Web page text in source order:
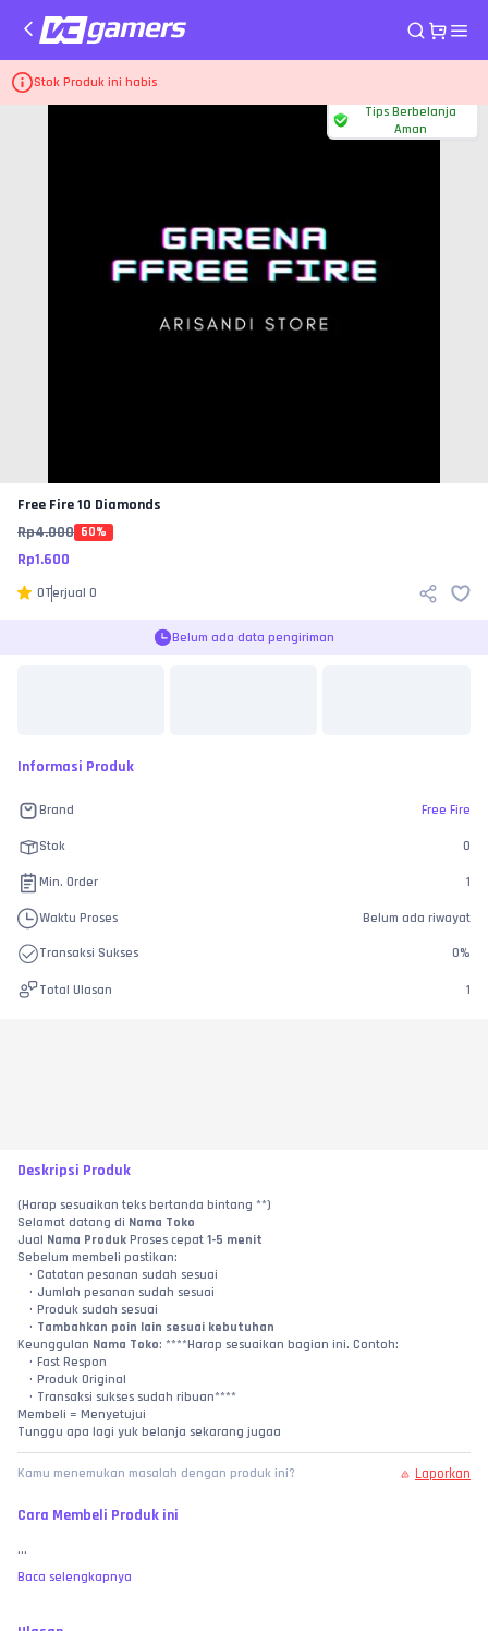
Stok Produk ini habis
Home Top Up Game Free Fire
Tips Berbelanja
Aman
Free Fire10 Diamonds
Rp4.000 60%
Rp1.600
0Terjual 0
Belum ada data pengiriman
Informasi Produk
Brand Free Fire
Stok 0
Min. Order 1
Waktu Proses Belum ada riwayat
Transaksi Sukses 0%
Total Ulasan 1
Deskripsi Produk
(Harap sesuaikan teks bertanda bintang **)
Selamat datang di Nama Toko
Jual Nama Produk Proses cepat 1-5 menit
Sebelum membeli pastikan:
Catatan pesanan sudah sesuai
Jumlah pesanan sudah sesuai
Produk sudah sesuai
Tambahkan poin lain sesuai kebutuhan
Keunggulan Nama Toko: ****Harap sesuaikan bagian ini. Contoh:
Fast Respon
Produk Original
Transaksi sukses sudah ribuan****
Membeli = Menyetujui
Tunggu apa lagi yuk belanja sekarang jugaa
Kamu menemukan masalah dengan produk ini? Laporkan
Cara Membeli Produk ini
...
Baca selengkapnya